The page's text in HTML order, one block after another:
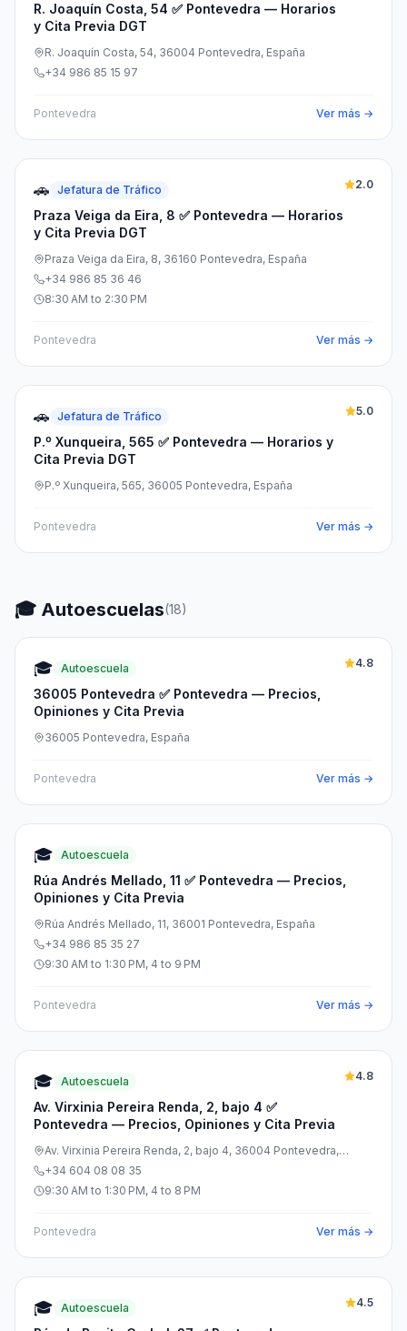
R. Joaquín Costa, 54 ✅ Pontevedra — Horarios
y Cita Previa DGT
R. Joaquín Costa, 54, 36004 Pontevedra, España
+34 986 85 15 97
Pontevedra Ver más →
🚗 Jefatura de Tráfico
Praza Veiga da Eira, 8 ✅ Pontevedra — Horarios
y Cita Previa DGT
2.0
Praza Veiga da Eira, 8, 36160 Pontevedra, España
+34 986 85 36 46
8:30 AM to 2:30 PM
Pontevedra Ver más →
🚗 Jefatura de Tráfico
P.º Xunqueira, 565 ✅ Pontevedra — Horarios y
Cita Previa DGT
5.0
P.º Xunqueira, 565, 36005 Pontevedra, España
Pontevedra Ver más →
🎓 Autoescuelas(18)
🎓 Autoescuela
36005 Pontevedra ✅ Pontevedra — Precios,
Opiniones y Cita Previa
4.8
36005 Pontevedra, España
Pontevedra Ver más →
🎓 Autoescuela
Rúa Andrés Mellado, 11 ✅ Pontevedra — Precios,
Opiniones y Cita Previa
Rúa Andrés Mellado, 11, 36001 Pontevedra, España
+34 986 85 35 27
9:30 AM to 1:30 PM, 4 to 9 PM
Pontevedra Ver más →
🎓 Autoescuela
Av. Virxinia Pereira Renda, 2, bajo 4 ✅
Pontevedra — Precios, Opiniones y Cita Previa
4.8
Av. Virxinia Pereira Renda, 2, bajo 4, 36004 Pontevedra,
España
+34 604 08 08 35
9:30 AM to 1:30 PM, 4 to 8 PM
Pontevedra Ver más →
🎓 Autoescuela 4.5